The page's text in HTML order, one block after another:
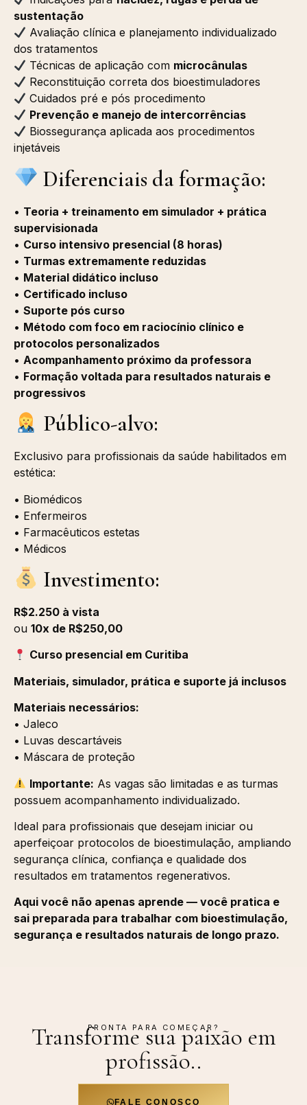
sustentação
Avaliação clínica e planejamento individualizado
dos tratamentos
Técnicas de aplicação com microcânulas
Reconstituição correta dos bioestimuladores
Cuidados pré e pós procedimento
Prevenção e manejo de intercorrências
Biossegurança aplicada aos procedimentos
injetáveis
Diferenciais da formação:
• Teoria + treinamento em simulador + prática
supervisionada
• Curso intensivo presencial (8 horas)
• Turmas extremamente reduzidas
• Material didático incluso
• Certificado incluso
• Suporte pós curso
• Método com foco em raciocínio clínico e
protocolos personalizados
• Acompanhamento próximo da professora
• Formação voltada para resultados naturais e
progressivos
Público-alvo:
Exclusivo para profissionais da saúde habilitados em
estética:
• Biomédicos
• Enfermeiros
• Farmacêuticos estetas
• Médicos
Investimento:
R$2.250 à vista
ou 10x de R$250,00
Curso presencial em Curitiba
Materiais, simulador, prática e suporte já inclusos
Materiais necessários:
• Jaleco
• Luvas descartáveis
• Máscara de proteção
Importante: As vagas são limitadas e as turmas
possuem acompanhamento individualizado.
Ideal para profissionais que desejam iniciar ou
aperfeiçoar protocolos de bioestimulação, ampliando
segurança clínica, confiança e qualidade dos
resultados em tratamentos regenerativos.
Aqui você não apenas aprende — você pratica e
sai preparada para trabalhar com bioestimulação,
segurança e resultados naturais de longo prazo.
PRONTA PARA COMEÇAR?
Transforme sua paixão em
profissão..
FALE CONOSCO